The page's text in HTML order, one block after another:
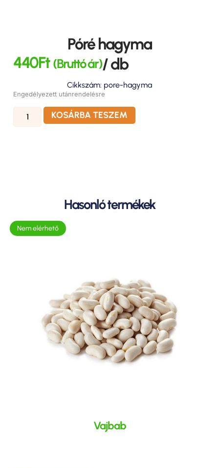
Póré hagyma
440Ft (Bruttó ár)/ db
Cikkszám: pore-hagyma
Engedélyezett utánrendelésre
KOSÁRBA TESZEM
Hasonló termékek
Nem elérhető
Vajbab